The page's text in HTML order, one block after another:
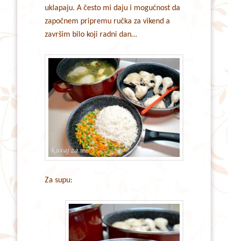
uklapaju. A često mi daju i mogućnost da
započnem pripremu ručka za vikend a
završim bilo koji radni dan…
Za supu: